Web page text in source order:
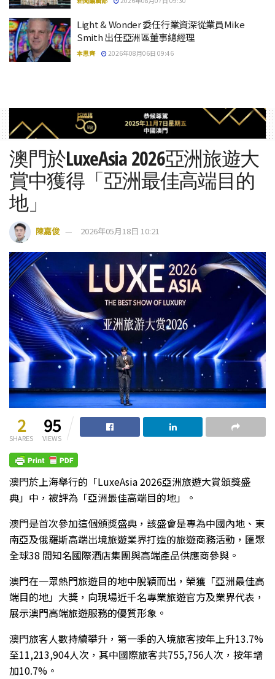
Light & Wonder 委任行業資深從業員Mike
Smith 出任亞洲區董事總經理
本思齊 2026年08月06日 09:46
澳門於LuxeAsia 2026亞洲旅遊大
賞中獲得「亞洲最佳高端目的
地」
陳嘉俊 2026年05月18日 10:21
2
SHARES
95
VIEWS
澳門於上海舉行的「LuxeAsia 2026亞洲旅遊大賞頒獎盛
典」中，被評為「亞洲最佳高端目的地」。
澳門是首次參加這個頒獎盛典，該盛會是專為中國內地、東
南亞及俄羅斯高端出境旅遊業界打造的旅遊商務活動，匯聚
全球38 間知名國際酒店集團與高端產品供應商參與。
澳門在一眾熱門旅遊目的地中脫穎而出，榮獲「亞洲最佳高
端目的地」大獎，向現場近千名專業旅遊官方及業界代表，
展示澳門高端旅遊服務的優質形象。
澳門旅客人數持續攀升，第一季的入境旅客按年上升13.7%
至11,213,904人次，其中國際旅客共755,756人次，按年增
加10.7% 。